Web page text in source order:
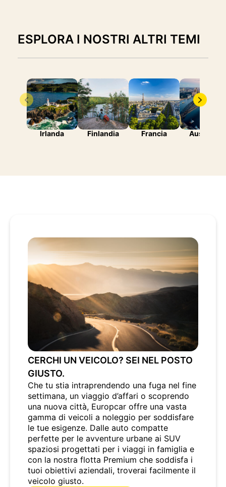
ESPLORA I NOSTRI ALTRI TEMI
Irlanda Finlandia Francia Australia
CERCHI UN VEICOLO? SEI NEL POSTO
GIUSTO.
Che tu stia intraprendendo una fuga nel fine
settimana, un viaggio d’affari o scoprendo
una nuova città, Europcar offre una vasta
gamma di veicoli a noleggio per soddisfare
le tue esigenze. Dalle auto compatte
perfette per le avventure urbane ai SUV
spaziosi progettati per i viaggi in famiglia e
con la nostra flotta Premium che soddisfa i
tuoi obiettivi aziendali, troverai facilmente il
veicolo giusto.